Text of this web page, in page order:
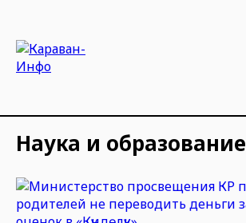
Наука и образование